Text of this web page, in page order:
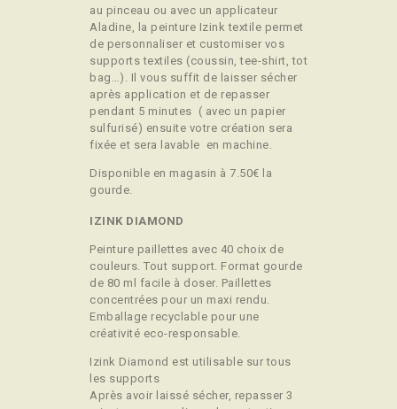
au pinceau ou avec un applicateur
Aladine, la peinture Izink textile permet
de personnaliser et customiser vos
supports textiles (coussin, tee-shirt, tot
bag…). Il vous suffit de laisser sécher
après application et de repasser
pendant 5 minutes ( avec un papier
sulfurisé) ensuite votre création sera
fixée et sera lavable en machine.
Disponible en magasin à 7.50€ la
gourde.
IZINK DIAMOND
Peinture paillettes avec 40 choix de
couleurs. Tout support. Format gourde
de 80 ml facile à doser. Paillettes
concentrées pour un maxi rendu.
Emballage recyclable pour une
créativité eco-responsable.
Izink Diamond est utilisable sur tous
les supports
Après avoir laissé sécher, repasser 3